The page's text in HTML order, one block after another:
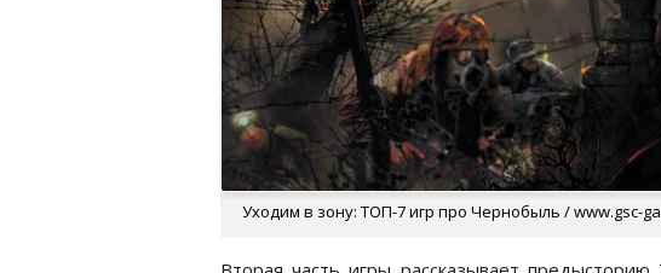
Уходим в зону: ТОП-7 игр про Чернобыль / www.gsc-